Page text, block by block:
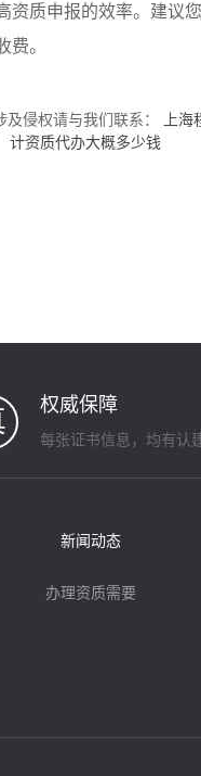
质申报的效率。建议
费。
侵权请与我们联系： 上
计资质代办大概多少钱
权威保障
每张证书信息，均有认
新闻动态
办理资质需要